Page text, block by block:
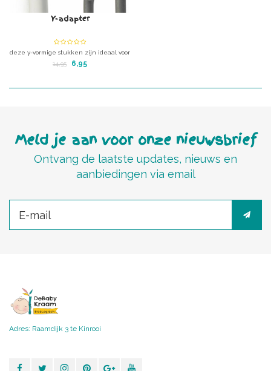
Y-adapter
deze y-vormige stukken zijn ideaal voor
als u een \'open\' trapgat heeft.
14,95 6,95
Meld je aan voor onze nieuwsbrief
Ontvang de laatste updates, nieuws en
aanbiedingen via email
Adres: Raamdijk 3 te Kinrooi